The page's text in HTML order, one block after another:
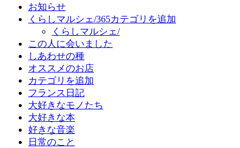
お知らせ
くらしマルシェ/365カテゴリを追加
くらしマルシェ/
この人に会いました
しあわせの種
オススメのお店
カテゴリを追加
フランス日記
大好きなモノたち
大好きな本
好きな音楽
日常のこと